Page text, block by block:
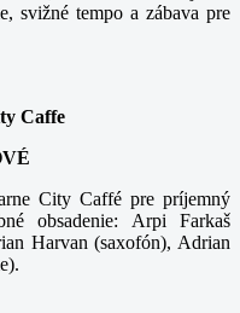
svižné tempo a zábava pre
Caffe
City Caffé pre príjemný
obsadenie: Arpi Farkaš
Harvan (saxofón), Adrian